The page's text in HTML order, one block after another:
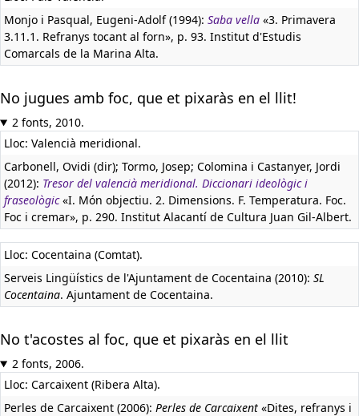
Monjo i Pasqual, Eugeni-Adolf (1994): Saba vella «3. Primavera
3.11.1. Refranys tocant al forn», p. 93. Institut d'Estudis
Comarcals de la Marina Alta.
No jugues amb foc, que et pixaràs en el llit!
2 fonts, 2010.
Lloc: Valencià meridional.
Carbonell, Ovidi (dir); Tormo, Josep; Colomina i Castanyer, Jordi
(2012): Tresor del valencià meridional. Diccionari ideològic i
fraseològic«I. Món objectiu. 2. Dimensions. F. Temperatura. Foc.
Foc i cremar», p. 290. Institut Alacantí de Cultura Juan Gil-Albert.
Lloc: Cocentaina (Comtat).
Serveis Lingüístics de l'Ajuntament de Cocentaina (2010): SL
Cocentaina. Ajuntament de Cocentaina.
No t'acostes al foc, que et pixaràs en el llit
2 fonts, 2006.
Lloc: Carcaixent (Ribera Alta).
Perles de Carcaixent (2006): Perles de Carcaixent «Dites, refranys i